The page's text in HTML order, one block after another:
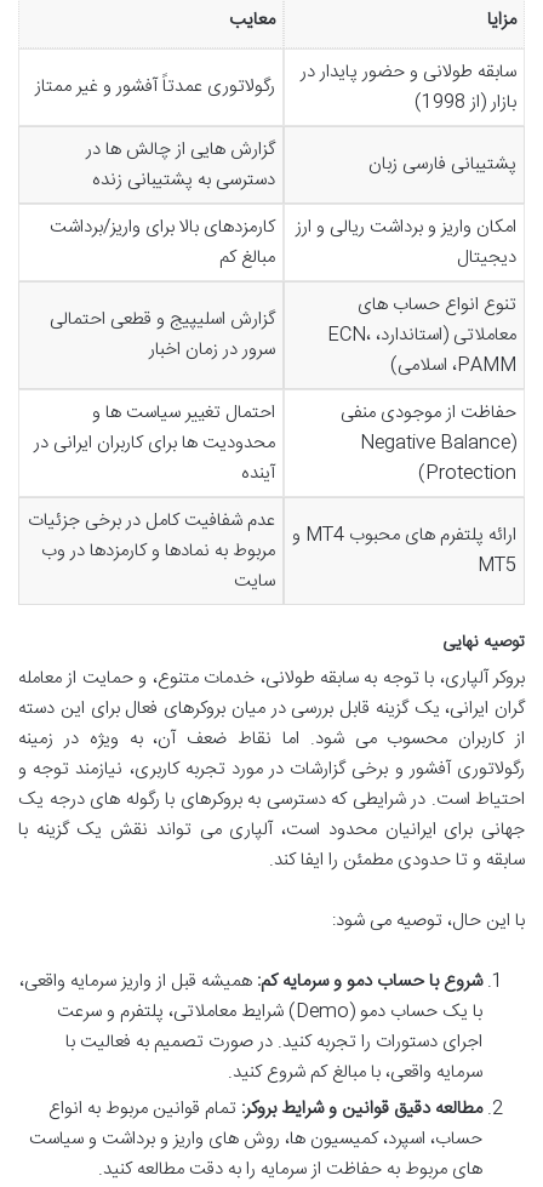
مزایا
معایب
سابقه طولانی و حضور پایدار در
بازار (از 1998)
رگولاتوری عمدتاً آفشور و غیر ممتاز
پشتیبانی فارسی زبان
گزارش هایی از چالش ها در
دسترسی به پشتیبانی زنده
امکان واریز و برداشت ریالی و ارز
دیجیتال
کارمزدهای بالا برای واریز/برداشت
مبالغ کم
تنوع انواع حساب های
معاملاتی (استاندارد، ECN،
PAMM، اسلامی)
گزارش اسلیپیج و قطعی احتمالی
سرور در زمان اخبار
حفاظت از موجودی منفی
(Negative Balance
Protection)
احتمال تغییر سیاست ها و
محدودیت ها برای کاربران ایرانی در
آینده
ارائه پلتفرم های محبوب MT4 و
MT5
عدم شفافیت کامل در برخی جزئیات
مربوط به نمادها و کارمزدها در وب
سایت
توصیه نهایی
بروکر آلپاری، با توجه به سابقه طولانی، خدمات متنوع، و حمایت از معامله
گران ایرانی، یک گزینه قابل بررسی در میان بروکرهای فعال برای این دسته
از کاربران محسوب می شود. اما نقاط ضعف آن، به ویژه در زمینه
رگولاتوری آفشور و برخی گزارشات در مورد تجربه کاربری، نیازمند توجه و
احتیاط است. در شرایطی که دسترسی به بروکرهای با رگوله های درجه یک
جهانی برای ایرانیان محدود است، آلپاری می تواند نقش یک گزینه با
سابقه و تا حدودی مطمئن را ایفا کند.
با این حال، توصیه می شود:
شروع با حساب دمو و سرمایه کم: همیشه قبل از واریز سرمایه واقعی،
با یک حساب دمو (Demo) شرایط معاملاتی، پلتفرم و سرعت
اجرای دستورات را تجربه کنید. در صورت تصمیم به فعالیت با
سرمایه واقعی، با مبالغ کم شروع کنید.
مطالعه دقیق قوانین و شرایط بروکر: تمام قوانین مربوط به انواع
حساب، اسپرد، کمیسیون ها، روش های واریز و برداشت و سیاست
های مربوط به حفاظت از سرمایه را به دقت مطالعه کنید.